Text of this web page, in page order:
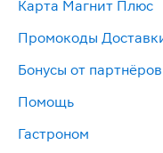
Карта Магнит Плюс
Промокоды
Бонусы от партнёров
Помощь
Гастроном